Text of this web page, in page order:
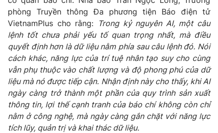
phòng Truyền thông Đa phương tiện Báo điện tử
VietnamPlus cho rằng:
Trong kỷ nguyên AI, một câu
lệnh tốt chưa phải yếu tố quan trọng nhất, mà điều
quyết định hơn là dữ liệu nằm phía sau câu lệnh đó. Nói
cách khác, năng lực của trí tuệ nhân tạo suy cho cùng
vẫn phụ thuộc vào chất lượng và độ phong phú của dữ
liệu mà nó được tiếp cận. Nhận định này cho thấy, khi AI
ngày càng trở thành một phần của quy trình sản xuất
thông tin, lợi thế cạnh tranh của báo chí không còn chỉ
nằm ở công nghệ, mà ngày càng gắn chặt với năng lực
tích lũy, quản trị và khai thác dữ liệu.